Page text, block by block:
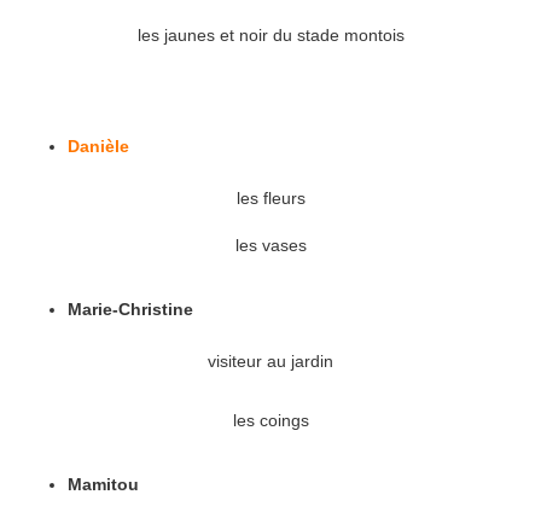
les jaunes et noir du stade montois
Danièle
les fleurs
les vases
Marie-Christine
visiteur au jardin
les coings
Mamitou